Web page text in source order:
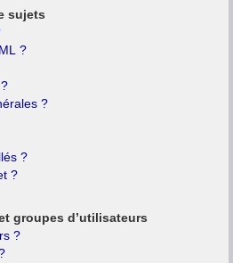
sujets
?
?
?
?
groupes d’utilisateurs
?